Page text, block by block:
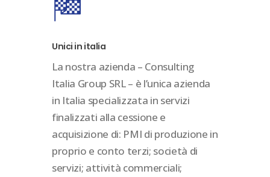
Unici in italia
La nostra azienda – Consulting
Italia Group SRL – è l’unica azienda
in Italia specializzata in servizi
finalizzati alla cessione e
acquisizione di: PMI di produzione in
proprio e conto terzi; società di
servizi; attività commerciali;